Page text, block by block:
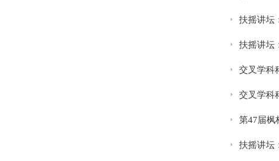
扶摇讲坛
扶摇讲坛
交叉学科
交叉学科
第47届枫
扶摇讲坛